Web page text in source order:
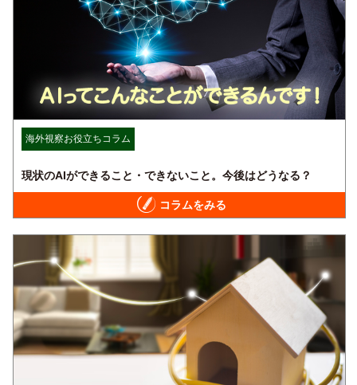
海外視察お役立ちコラム
現状のAIができること・できないこと。今後はどうなる？
コラムをみる